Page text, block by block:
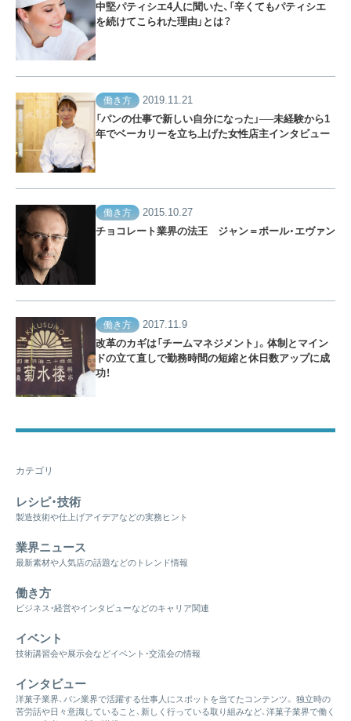
中堅パティシエ4人に聞いた、「辛くてもパティシエ
を続けてこられた理由」とは？
働き方
2019.11.21
「パンの仕事で新しい自分になった」──未経験から1
年でベーカリーを立ち上げた女性店主インタビュー
働き方
2015.10.27
チョコレート業界の法王 ジャン＝ポール・エヴァン
働き方
2017.11.9
改革のカギは「チームマネジメント」。体制とマイン
ドの立て直しで勤務時間の短縮と休日数アップに成
功！
カテゴリ
レシピ・技術
製造技術や仕上げアイデアなどの実務ヒント
業界ニュース
最新素材や人気店の話題などのトレンド情報
働き方
ビジネス・経営やインタビューなどのキャリア関連
イベント
技術講習会や展示会などイベント・交流会の情報
インタビュー
洋菓子業界、パン業界で活躍する仕事人にスポットを当てたコンテンツ。 独立時の
苦労話や日々意識していること、新しく行っている取り組みなど、洋菓子業界で働く